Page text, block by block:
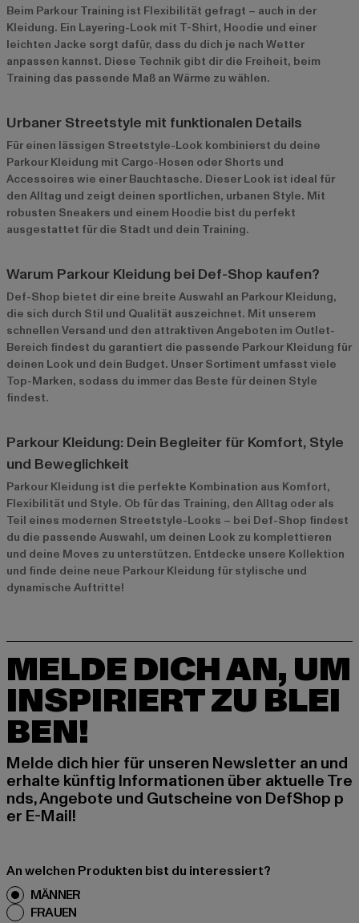
Beim Parkour Training ist Flexibilität gefragt – auch in der
Kleidung. Ein Layering-Look mit T-Shirt, Hoodie und einer
leichten Jacke sorgt dafür, dass du dich je nach Wetter
anpassen kannst. Diese Technik gibt dir die Freiheit, beim
Training das passende Maß an Wärme zu wählen.
Urbaner Streetstyle mit funktionalen Details
Für einen lässigen Streetstyle-Look kombinierst du deine
Parkour Kleidung mit Cargo-Hosen oder Shorts und
Accessoires wie einer Bauchtasche. Dieser Look ist ideal für
den Alltag und zeigt deinen sportlichen, urbanen Style. Mit
robusten Sneakers und einem Hoodie bist du perfekt
ausgestattet für die Stadt und dein Training.
Warum Parkour Kleidung bei Def-Shop kaufen?
Def-Shop bietet dir eine breite Auswahl an Parkour Kleidung,
die sich durch Stil und Qualität auszeichnet. Mit unserem
schnellen Versand und den attraktiven Angeboten im Outlet-
Bereich findest du garantiert die passende Parkour Kleidung für
deinen Look und dein Budget. Unser Sortiment umfasst viele
Top-Marken, sodass du immer das Beste für deinen Style
findest.
Parkour Kleidung: Dein Begleiter für Komfort, Style
und Beweglichkeit
Parkour Kleidung ist die perfekte Kombination aus Komfort,
Flexibilität und Style. Ob für das Training, den Alltag oder als
Teil eines modernen Streetstyle-Looks – bei Def-Shop findest
du die passende Auswahl, um deinen Look zu komplettieren
und deine Moves zu unterstützen. Entdecke unsere Kollektion
und finde deine neue Parkour Kleidung für stylische und
dynamische Auftritte!
MELDE DICH AN, UM
INSPIRIERT ZU BLEI
BEN!
Melde dich hier für unseren Newsletter an und
erhalte künftig Informationen über aktuelle Tre
nds, Angebote und Gutscheine von DefShop p
er E-Mail!
An welchen Produkten bist du interessiert?
MÄNNER
FRAUEN